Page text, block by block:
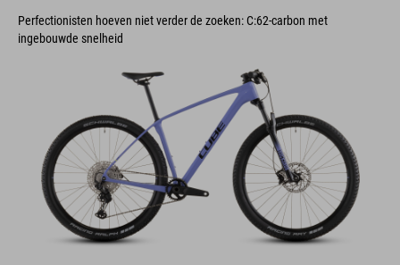
Perfectionisten hoeven niet verder de zoeken: C:62-carbon met
ingebouwde snelheid